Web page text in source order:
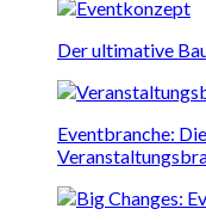
Der ultimative
Eventbranche: